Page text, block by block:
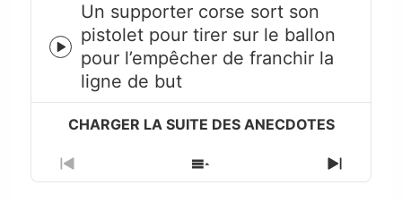
Episode
play
icon
Un supporter corse sort son
pistolet pour tirer sur le ballon
pour l’empêcher de franchir la
ligne de but
Previous
Episode
Show
Episodes
Next
Episode